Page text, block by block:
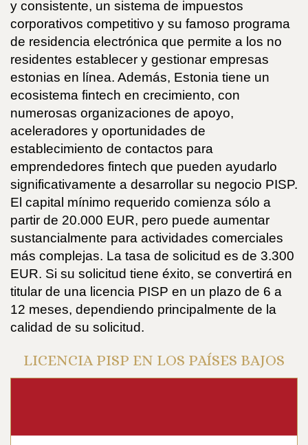
y consistente, un sistema de impuestos
corporativos competitivo y su famoso programa
de residencia electrónica que permite a los no
residentes establecer y gestionar empresas
estonias en línea. Además, Estonia tiene un
ecosistema fintech en crecimiento, con
numerosas organizaciones de apoyo,
aceleradores y oportunidades de
establecimiento de contactos para
emprendedores fintech que pueden ayudarlo
significativamente a desarrollar su negocio PISP.
El capital mínimo requerido comienza sólo a
partir de 20.000 EUR, pero puede aumentar
sustancialmente para actividades comerciales
más complejas. La tasa de solicitud es de 3.300
EUR. Si su solicitud tiene éxito, se convertirá en
titular de una licencia PISP en un plazo de 6 a
12 meses, dependiendo principalmente de la
calidad de su solicitud.
LICENCIA PISP EN LOS PAÍSES BAJOS